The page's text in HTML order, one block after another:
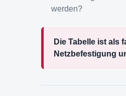
werden?
Die Tabelle ist als
Netzbefestigung